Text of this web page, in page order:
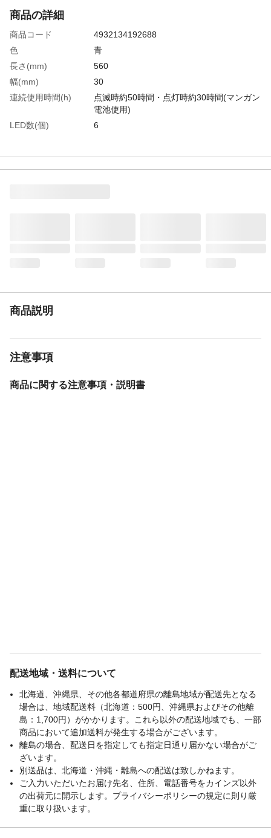
商品の詳細
商品コード
4932134192688
色
青
長さ(mm)
560
幅(mm)
30
連続使用時間(h)
点滅時約50時間・点灯時約30時間(マンガン
電池使用)
LED数(個)
6
重さ
130.000G
材質1
本体：ポリカーボネート
商品説明
注意事項
商品に関する注意事項・説明書
配送地域・送料について
北海道、沖縄県、その他各都道府県の離島地域が配送先となる
場合は、地域配送料（北海道：500円、沖縄県およびその他離
島：1,700円）がかかります。これら以外の配送地域でも、一部
商品において追加送料が発生する場合がございます。
離島の場合、配送日を指定しても指定日通り届かない場合がご
ざいます。
別送品は、北海道・沖縄・離島への配送は致しかねます。
ご入力いただいたお届け先名、住所、電話番号をカインズ以外
の出荷元に開示します。プライバシーポリシーの規定に則り厳
重に取り扱います。